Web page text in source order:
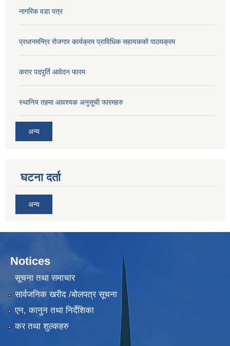
नागरिक वडा पत्र
प्रधानमन्त्रि रोजगार कार्यक्रम प्राविधिक सहायकको पाठयक्रम
करार पदपुर्ति आवेदन फारम
स्थानिय तहमा आवश्यक अनुसूची फारमहरु
अन्य
घटना दर्ता
अन्य
Notices
सूचना तथा समाचार
सार्वजनिक खरीद /बोलपत्र सूचना
एन, कानुन तथा निर्देशिका
कर तथा शुल्कहरु